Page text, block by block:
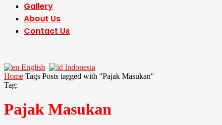
Gallery
About Us
Contact Us
English
Indonesia
Home Tags Posts tagged with "Pajak Masukan"
Tag:
Pajak Masukan